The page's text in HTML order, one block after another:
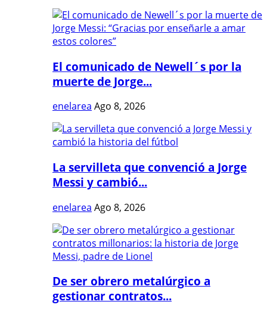
El comunicado de Newell´s por la
muerte de Jorge...
enelarea Ago 8, 2026
La servilleta que convenció a Jorge
Messi y cambió...
enelarea Ago 8, 2026
De ser obrero metalúrgico a
gestionar contratos...